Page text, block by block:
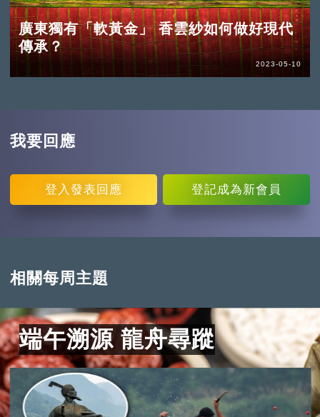
廣東獨有「軟黃金」 香雲紗如何做好現代
傳承？
2023-05-10
我要回應
登入 發表回應 登記成為新會員
相關每周主題
端午溯源 龍舟尋蹤